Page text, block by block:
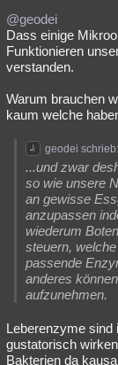
@geodei
Dass einige
Funktionieren
verstanden.
Warum brauchen
kaum welche
geodei schrieb:
...und zwar
so wie unsere
an gewisse
anzupassen
wiederum
steuern,
passende
anderes
aufzunehmen.
Leberenzyme sind
gustatorisch
Bakterien da